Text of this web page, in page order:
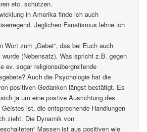
etc. schützen.
in Amerika finde ich auch
Jeglichen Fanatismus lehne ich
Wort zum „Gebet“, das bei Euch auch
(Nebensatz). Was spricht z.B. gegen
ev. sogar religionsübergreifende
Auch die Psychologie hat die
positiven Gedanken längst bestätigt. Es
ja um eine postive Ausrichtung des
Geistes ist, die entsprechende Handlungen
zieht. Die Dynamik von
Massen ist aus positiven wie